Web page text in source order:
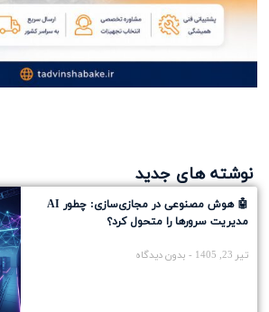
نوشته های جدید
🤖 هوش مصنوعی در مجازی‌سازی: چطور AI
مدیریت سرورها را متحول کرد؟
تیر 23, 1405 بدون دیدگاه